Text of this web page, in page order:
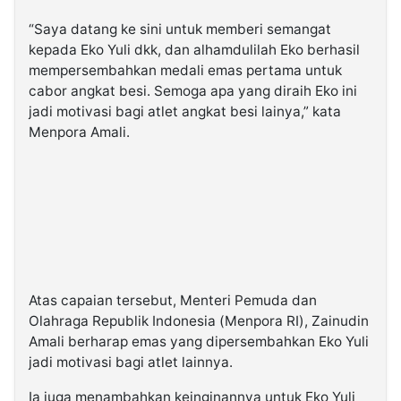
“Saya datang ke sini untuk memberi semangat
kepada Eko Yuli dkk, dan alhamdulilah Eko berhasil
mempersembahkan medali emas pertama untuk
cabor angkat besi. Semoga apa yang diraih Eko ini
jadi motivasi bagi atlet angkat besi lainya,” kata
Menpora Amali.
Atas capaian tersebut, Menteri Pemuda dan
Olahraga Republik Indonesia (Menpora RI), Zainudin
Amali berharap emas yang dipersembahkan Eko Yuli
jadi motivasi bagi atlet lainnya.
Ia juga menambahkan keinginannya untuk Eko Yuli